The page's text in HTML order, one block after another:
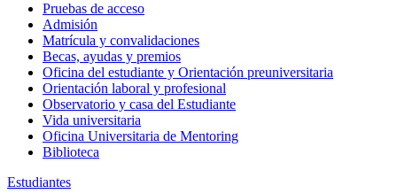
Pruebas de acceso
Admisión
Matrícula y convalidaciones
Becas, ayudas y premios
Oficina del estudiante y Orientación preuniversitaria
Orientación laboral y profesional
Observatorio y casa del Estudiante
Vida universitaria
Oficina Universitaria de Mentoring
Biblioteca
Estudiantes